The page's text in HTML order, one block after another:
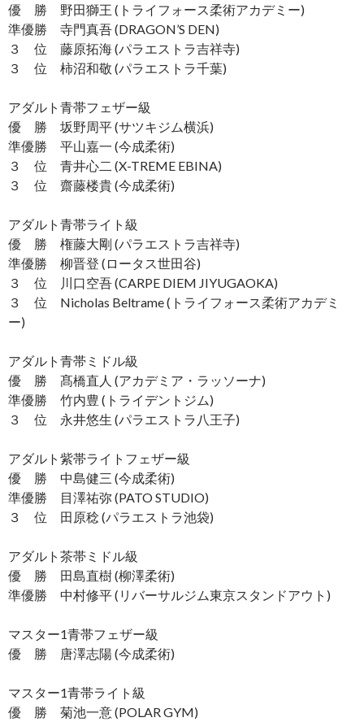
優 勝 野田獅王 (トライフォース柔術アカデミー)
準優勝 寺門真吾 (DRAGON’S DEN)
３ 位 藤原拓海 (パラエストラ吉祥寺)
３ 位 柿沼和敬 (パラエストラ千葉)
アダルト青帯フェザー級
優 勝 坂野周平 (サツキジム横浜)
準優勝 平山嘉一 (今成柔術)
３ 位 青井心二 (X-TREME EBINA)
３ 位 齋藤楼貴 (今成柔術)
アダルト青帯ライト級
優 勝 権藤大剛 (パラエストラ吉祥寺)
準優勝 柳晋登 (ロータス世田谷)
３ 位 川口空吾 (CARPE DIEM JIYUGAOKA)
３ 位 Nicholas Beltrame (トライフォース柔術アカデミ
ー)
アダルト青帯ミドル級
優 勝 髙橋直人 (アカデミア・ラッソーナ)
準優勝 竹内豊 (トライデントジム)
３ 位 永井悠生 (パラエストラ八王子)
アダルト紫帯ライトフェザー級
優 勝 中島健三 (今成柔術)
準優勝 目澤祐弥 (PATO STUDIO)
３ 位 田原稔 (パラエストラ池袋)
アダルト茶帯ミドル級
優 勝 田島直樹 (柳澤柔術)
準優勝 中村修平 (リバーサルジム東京スタンドアウト)
マスター1青帯フェザー級
優 勝 唐澤志陽 (今成柔術)
マスター1青帯ライト級
優 勝 菊池一意 (POLAR GYM)